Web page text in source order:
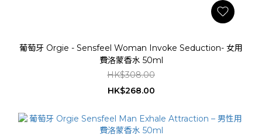
葡萄牙 Orgie - Sensfeel Woman Invoke Seduction- 女用
費洛蒙香水 50ml
HK$308.00
HK$268.00